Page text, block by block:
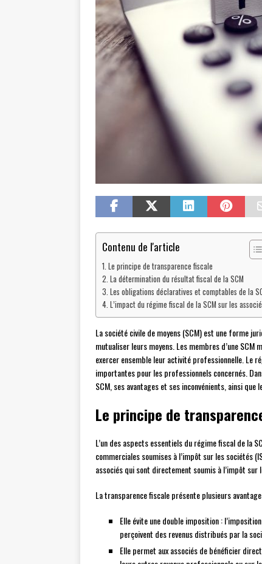
Contenu de l'article
Le principe de transparence fiscale
La détermination du résultat fiscal de la SCM
Les obligations déclaratives et comptables de la
L’impact du régime fiscal de la SCM sur les
La société civile de moyens (SCM) est une forme
mutualiser leurs moyens. Les membres d’une
exercer ensemble leur activité professionnelle. Le
importantes pour les professionnels concernés.
SCM, ses avantages et ses inconvénients, ainsi
Le principe de
L’un des aspects essentiels du régime fiscal de la
commerciales soumises à l’impôt sur les sociétés
associés qui sont directement soumis à l’impôt
La transparence fiscale présente plusieurs
Elle évite une double imposition :
perçoivent des revenus distribués par la
Elle permet aux associés de bénéficier